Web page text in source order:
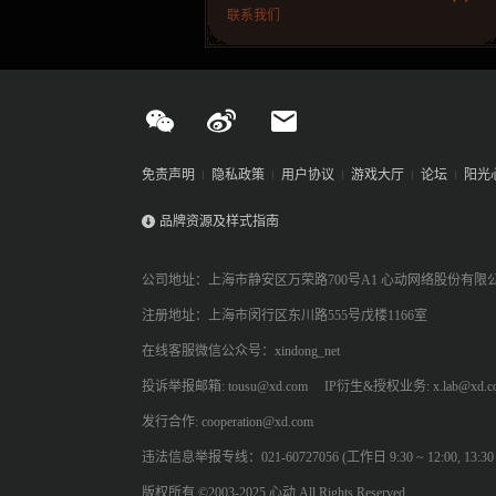
联系我们
免责声明 隐私政策 用户协议 游戏大厅 论坛 阳光
品牌资源及样式指南
公司地址：上海市静安区万荣路700号A1 心动网络股份有限
注册地址：上海市闵行区东川路555号戊楼1166室
在线客服微信公众号：xindong_net
投诉举报邮箱: tousu@xd.com IP衍生&授权业务:
发行合作: cooperation@xd.com
违法信息举报专线：021-60727056 (工作日 9:30 ~ 12:00, 13:30
版权所有 ©2003-2025 心动 All Rights Reserved